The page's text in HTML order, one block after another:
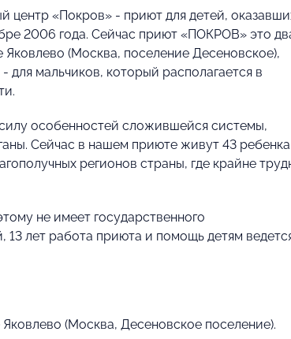
центр «Покров» - приют для детей,
2006 года. Сейчас приют «ПОКРОВ» это
(Москва, поселение Десеновское),
мальчиков, который располагается в
особенностей сложившейся системы,
Сейчас в нашем приюте живут 43 ребенка
регионов страны, где крайне
не имеет государственного
лет работа приюта и помощь детям
(Москва, Десеновское поселение).